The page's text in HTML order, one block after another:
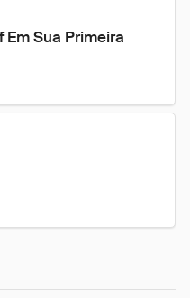
Em Sua Primeira